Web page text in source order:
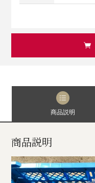
商品説明
商品説明